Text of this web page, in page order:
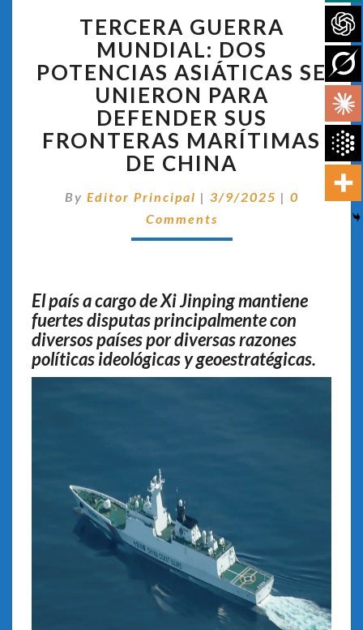
GUERRA
MUNDIAL:
DOS
POTENCIAS
ASIÁTICAS
SE
UNIERON
PARA
DEFENDER
FRONTERAS
MARÍTIMAS
DE
TERCERA GUERRA
MUNDIAL: DOS
POTENCIAS ASIÁTICAS SE
UNIERON PARA
DEFENDER SUS
FRONTERAS MARÍTIMAS
DE CHINA
By Editor Principal | 3/9/2025 | 0
Comments
El país a cargo de Xi Jinping mantiene
fuertes disputas principalmente con
diversos países por diversas razones
políticas ideológicas y geoestratégicas.